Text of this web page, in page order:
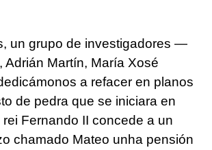
un grupo de investigadores —
Adrián Martín, María Xosé
a refacer en planos
de pedra que se iniciara en
Fernando II concede a un
chamado Mateo unha pensión